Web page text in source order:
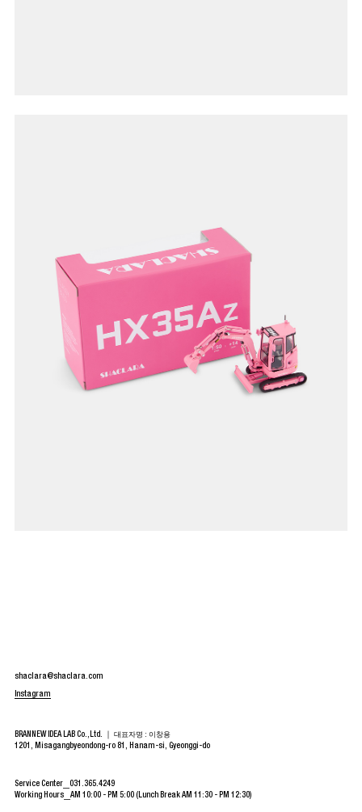
shaclara@shaclara.com
Instagram
BRANNEW IDEA LAB Co.,Ltd. ｜ 대표자명 : 이창용
1201, Misagangbyeondong-ro 81, Hanam-si, Gyeonggi-do
Service Center
031.365.4249
Working Hours
AM 10:00 - PM 5:00 (Lunch Break AM 11:30 - PM 12:30)